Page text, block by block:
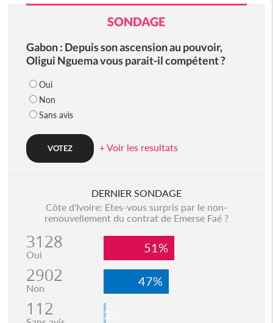
SONDAGE
Gabon : Depuis son ascension au pouvoir,
Oligui Nguema vous parait-il compétent ?
Oui
Non
Sans avis
+ Voir les resultats
DERNIER SONDAGE
Côte d'Ivoire: Etes-vous surpris par le non-
renouvellement du contrat de Emerse Faé ?
3128
Oui 51%
2902
Non 47%
112 2%